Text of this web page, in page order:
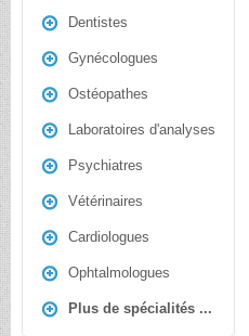
Dentistes
Gynécologues
Ostéopathes
Laboratoires d'analyses
Psychiatres
Vétérinaires
Cardiologues
Ophtalmologues
Plus de spécialités ...